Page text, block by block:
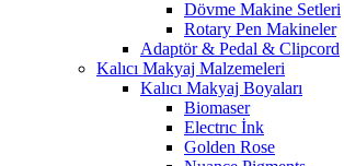
Dövme Makine Setleri
Rotary Pen Makineler
Adaptör & Pedal & Clipcord
Kalıcı Makyaj Malzemeleri
Kalıcı Makyaj Boyaları
Biomaser
Electrıc İnk
Golden Rose